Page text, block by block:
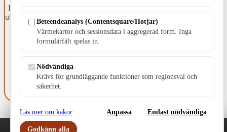
Fristående webbtidningsföretag grundat 1991 som sedan 2002 ger
ut tidningen Skillingaryd.nu och 2010 lanserades Värnamo.nu. Från
april 2026 omfattar Skillingaryd.nu tre kommuner: Gnosjö,
Värnamo och Vaggeryds kommun.
Kontakta oss
Postadress: Gisslaköp 1, 568 92 Skillingaryd
Beteendeanalys (Contentsquare/Hotjar)
Värmekartor och sessionsdata i aggregerad form. Inga
formulärfält spelas in.
Nödvändiga
Krävs för grundläggande funktioner som regionsval och
säkerhet.
Läs mer om kakor Anpassa Endast nödvändiga
Godkänn alla